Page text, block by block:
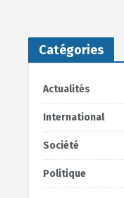
Catégories
Actualités
International
Société
Politique